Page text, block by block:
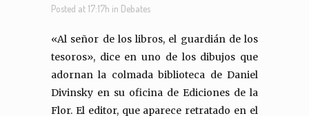
Posted at 17:17h in Debates
«Al señor de los libros, el guardián de los
tesoros», dice en uno de los dibujos que
adornan la colmada biblioteca de Daniel
Divinsky en su oficina de Ediciones de la
Flor. El editor, que aparece retratado en el